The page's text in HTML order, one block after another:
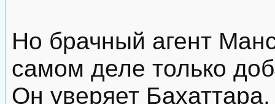
Но брачный агент
самом деле только
Он уверяет